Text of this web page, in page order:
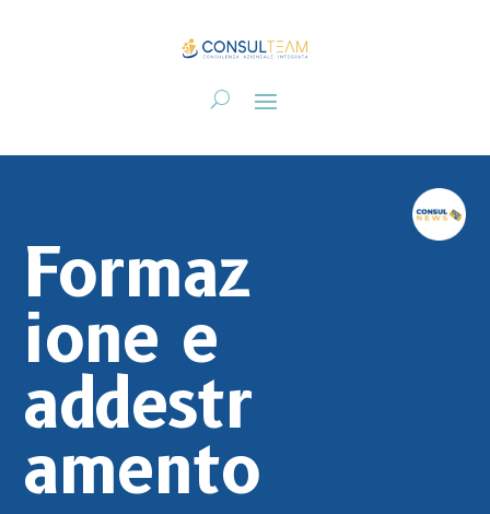
Formaz
ione e
addestr
amento